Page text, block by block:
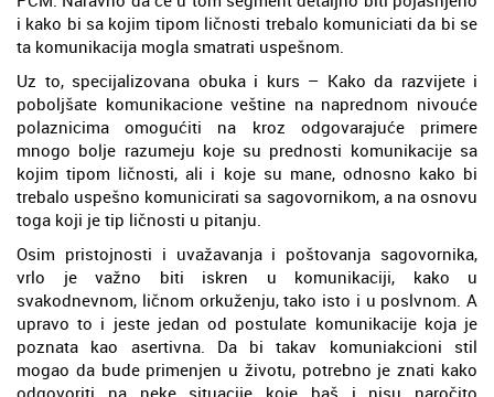
i kako bi sa kojim tipom ličnosti trebalo komuniciati da bi se
ta komunikacija mogla smatrati uspešnom.
Uz to, specijalizovana obuka i kurs – Kako da razvijete i
poboljšate komunikacione veštine na naprednom nivouće
polaznicima omogućiti na kroz odgovarajuće primere
mnogo bolje razumeju koje su prednosti komunikacije sa
kojim tipom ličnosti, ali i koje su mane, odnosno kako bi
trebalo uspešno komunicirati sa sagovornikom, a na osnovu
toga koji je tip ličnosti u pitanju.
Osim pristojnosti i uvažavanja i poštovanja sagovornika,
vrlo je važno biti iskren u komunikaciji, kako u
svakodnevnom, ličnom orkuženju, tako isto i u poslvnom. A
upravo to i jeste jedan od postulate komunikacije koja je
poznata kao asertivna. Da bi takav komuniakcioni stil
mogao da bude primenjen u životu, potrebno je znati kako